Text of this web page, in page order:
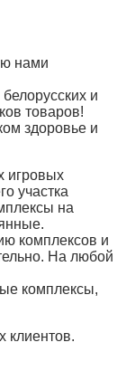
нами
и
товаров!
здоровье и
игровых
участка
на
комплексов и
На любой
комплексы,
клиентов.